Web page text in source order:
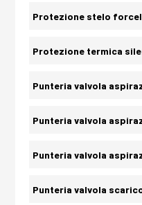
Protezione stelo
Protezione termica
Punteria valvola
Punteria valvola
Punteria valvola
Punteria valvola